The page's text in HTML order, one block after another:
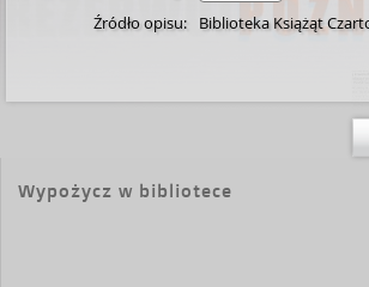
Źródło opisu:
Biblioteka Książąt
Wypożycz w bibliotece